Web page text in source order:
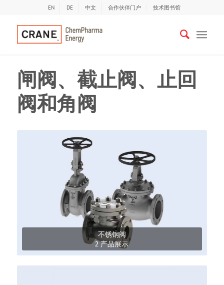
EN DE 中文 合作伙伴门户 技术图书馆
闸阀、截止阀、止回
阀和角阀
不锈钢阀
2 产品展示